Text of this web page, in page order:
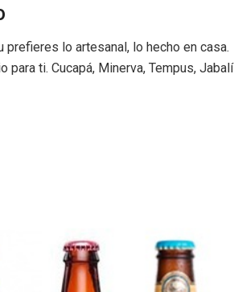
lo artesanal, lo hecho en casa.
para ti. Cucapá, Minerva, Tempus, Jabalí